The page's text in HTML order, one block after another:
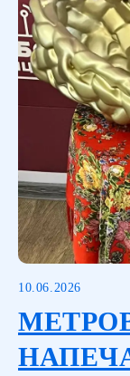
10.06.2026